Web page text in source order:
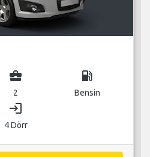
business_center
2
local_gas_station
Bensin
login
4 Dörr